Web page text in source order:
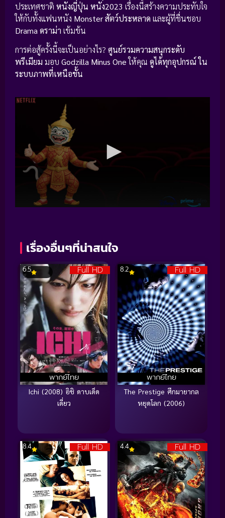
ประเทศชาติ หนังญี่ปุ่น หนัง2023 เรื่องนี้สร้างความประทับใจ
ให้กับทั้งแฟนหนัง Monster สัตว์ประหลาด และผู้ที่ชื่นชอบ
Drama ดราม่า เข้มข้น
การต่อสู้ครั้งนี้จะเป็นอย่างไร? ศูนย์รวมความสนุกระดับ
พรีเมียม มอบ Godzilla Minus Oneให้คุณ ดูได้ทุกอุปกรณ์ ใน
ระบบภาพที่เหนือชั้น
เรื่องอื่นๆที่น่าสนใจ
Full HD
พากย์ไทย
6.5
Ichi (2008) อิชิ ดาบเด็ด
เดี่ยว
Full HD
พากย์ไทย
8.2
The Prestige ศึกมายากล
หยุดโลก (2006)
Full HD
8.4 Full HD
4.4